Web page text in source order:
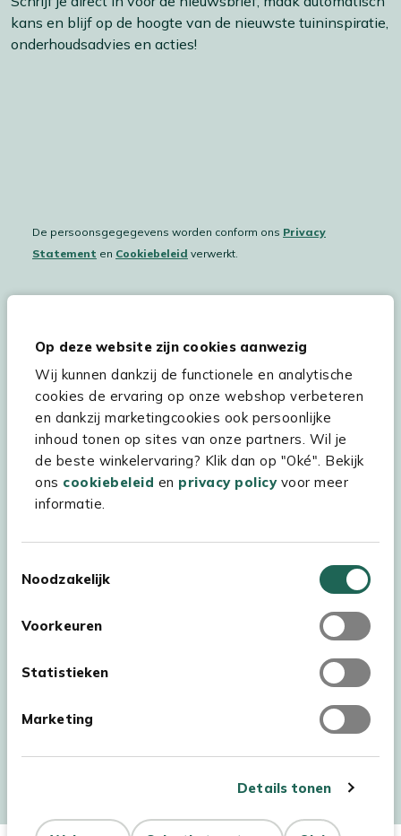
Op deze website zijn cookies aanwezig
Wij kunnen dankzij de functionele en analytische
cookies de ervaring op onze webshop verbeteren
en dankzij marketingcookies ook persoonlijke
inhoud tonen op sites van onze partners. Wil je
de beste winkelervaring? Klik dan op "Oké". Bekijk
ons cookiebeleid en privacy policyvoor meer
informatie.
Noodzakelijk
Voorkeuren
Statistieken
Marketing
Details tonen
kans en blijf op de hoogte van de nieuwste tuininspiratie,
onderhoudsadvies en acties!
De persoonsgegegevens worden conform ons Privacy
Statement en Cookiebeleid verwerkt.
Hulp & service
Assortiment
Kees Smit Tuinmeubelen
Experience Stores XXL